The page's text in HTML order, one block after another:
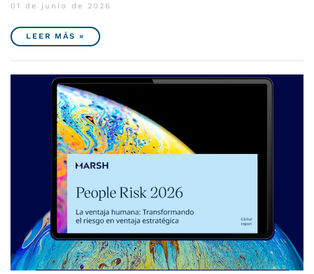
01 de junio de 2026
LEER MÁS »